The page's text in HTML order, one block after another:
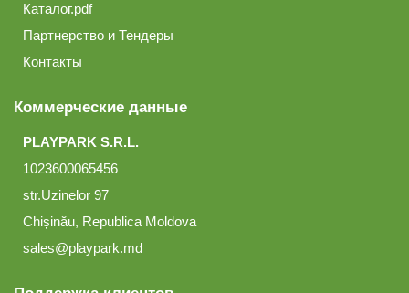
Каталог.pdf
Партнерство и Тендеры
Контакты
Коммерческие данные
PLAYPARK S.R.L.
1023600065456
str.Uzinelor 97
Chișinău, Republica Moldova
sales@playpark.md